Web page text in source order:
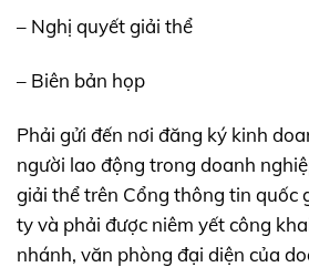
– Nghị quyết giải thể
– Biên bản họp
Phải gửi đến nơi đăng ký kinh
người lao động trong doanh
giải thể trên Cổng thông tin quốc
ty và phải được niêm yết công
nhánh, văn phòng đại diện của